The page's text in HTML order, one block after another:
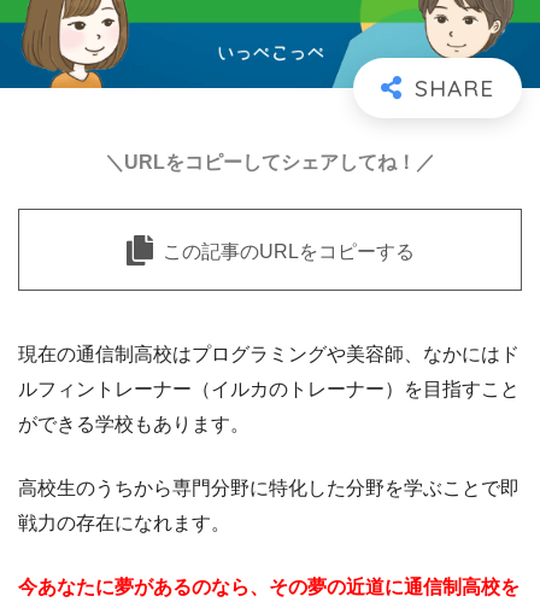
＼URLをコピーしてシェアしてね！／
この記事のURLをコピーする
現在の通信制高校はプログラミングや美容師、なかにはド
ルフィントレーナー（イルカのトレーナー）を目指すこと
ができる学校もあります。
高校生のうちから専門分野に特化した分野を学ぶことで即
戦力の存在になれます。
今あなたに夢があるのなら、その夢の近道に通信制高校を